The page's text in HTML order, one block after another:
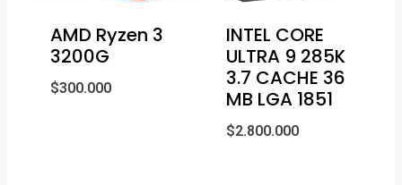
AMD Ryzen 3
3200G
$300.000
INTEL CORE
ULTRA 9 285K
3.7 CACHE 36
MB LGA 1851
$2.800.000